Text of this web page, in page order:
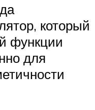
который
функции
для